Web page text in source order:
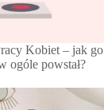
Kobiet – jak go
ogóle powstał?